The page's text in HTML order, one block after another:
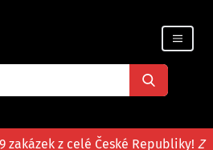
firmy
zakázek z celé České Republiky! Z